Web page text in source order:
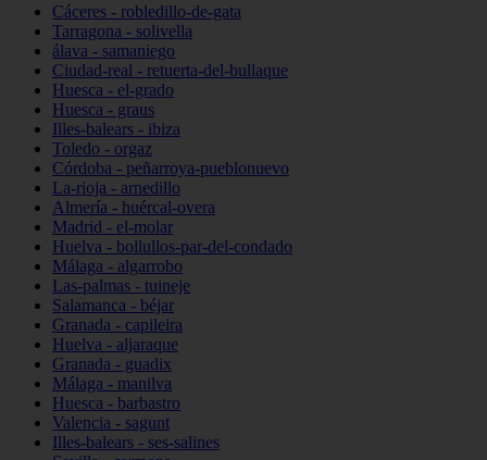
Cáceres - robledillo-de-gata
Tarragona - solivella
álava - samaniego
Ciudad-real - retuerta-del-bullaque
Huesca - el-grado
Huesca - graus
Illes-balears - ibiza
Toledo - orgaz
Córdoba - peñarroya-pueblonuevo
La-rioja - arnedillo
Almería - huércal-overa
Madrid - el-molar
Huelva - bollullos-par-del-condado
Málaga - algarrobo
Las-palmas - tuineje
Salamanca - béjar
Granada - capileira
Huelva - aljaraque
Granada - guadix
Málaga - manilva
Huesca - barbastro
Valencia - sagunt
Illes-balears - ses-salines